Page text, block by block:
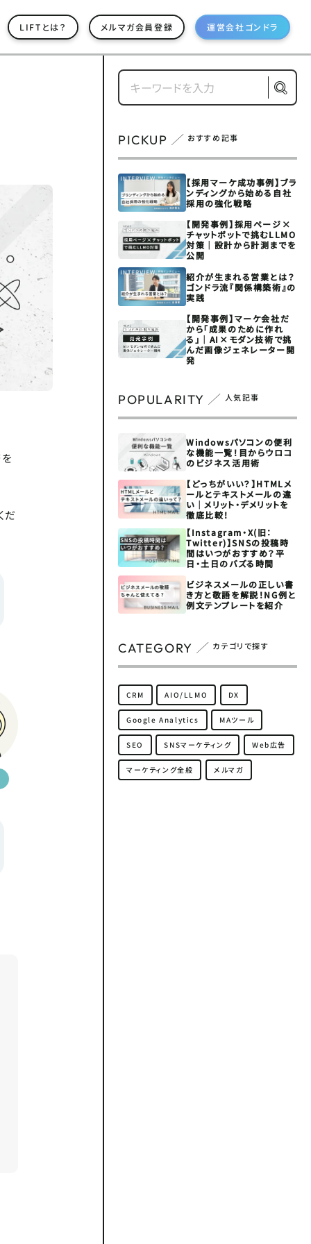
LIFTとは？ メルマガ会員登録 運営会社ゴンドラ
だ
PICKUP おすすめ記事
【採用マーケ成功事例】ブラ
ンディングから始める自社
採用の強化戦略
【開発事例】採用ページ×
チャットボットで挑むLLMO
対策｜設計から計測までを
公開
紹介が生まれる営業とは？
ゴンドラ流『関係構築術』の
実践
【開発事例】マーケ会社だ
から「成果のために作れ
る」｜AI×モダン技術で挑
んだ画像ジェネレーター開
発
POPULARITY 人気記事
Windowsパソコンの便利
な機能一覧！目からウロコ
のビジネス活用術
【どっちがいい？】HTMLメ
ールとテキストメールの違
い｜メリット・デメリットを
徹底比較！
【Instagram・X(旧：
Twitter)】SNSの投稿時
間はいつがおすすめ？平
日・土日のバズる時間
ビジネスメールの正しい書
き方と敬語を解説！NG例と
例文テンプレートを紹介
CATEGORY カテゴリで探す
CRM AIO/LLMO DX
Google Analytics MAツール
SEO SNSマーケティング Web広告
マーケティング全般 メルマガ